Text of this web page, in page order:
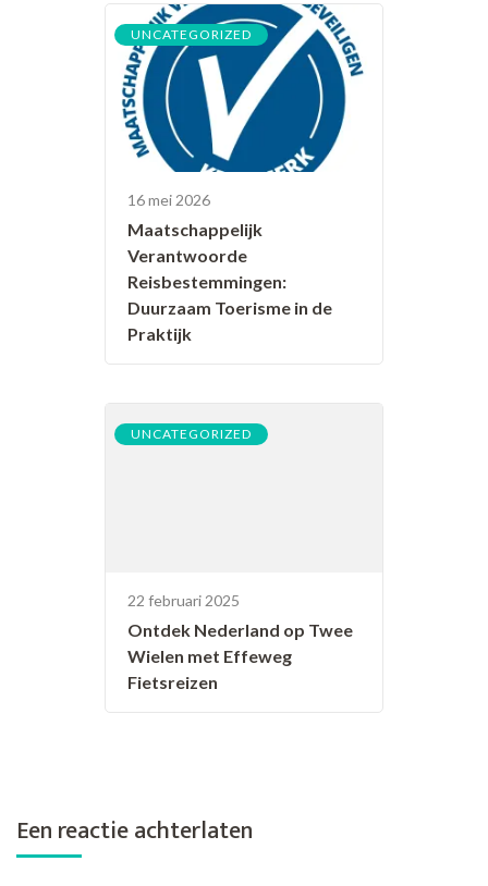
UNCATEGORIZED
16 mei 2026
Maatschappelijk
Verantwoorde
Reisbestemmingen:
Duurzaam Toerisme in de
Praktijk
UNCATEGORIZED
22 februari 2025
Ontdek Nederland op Twee
Wielen met Effeweg
Fietsreizen
Een reactie achterlaten